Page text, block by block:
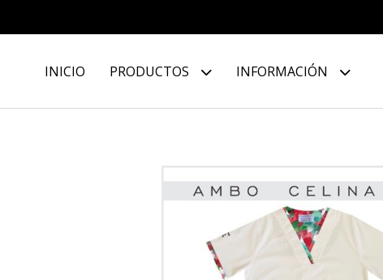
INICIO PRODUCTOS INFORMACIÓN